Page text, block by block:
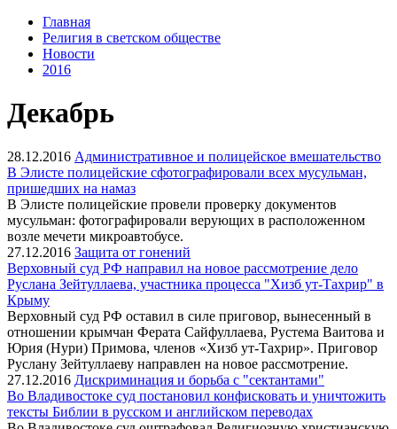
Главная
Религия в светском обществе
Новости
2016
Декабрь
28.12.2016 Административное и полицейское вмешательство
В Элисте полицейские сфотографировали всех мусульман,
пришедших на намаз
В Элисте полицейские провели проверку документов
мусульман: фотографировали верующих в расположенном
возле мечети микроавтобусе.
27.12.2016 Защита от гонений
Верховный суд РФ направил на новое рассмотрение дело
Руслана Зейтуллаева, участника процесса "Хизб ут-Тахрир" в
Крыму
Верховный суд РФ оставил в силе приговор, вынесенный в
отношении крымчан Ферата Сайфуллаева, Рустема Ваитова и
Юрия (Нури) Примова, членов «Хизб ут-Тахрир». Приговор
Руслану Зейтуллаеву направлен на новое рассмотрение.
27.12.2016 Дискриминация и борьба с "сектантами"
Во Владивостоке суд постановил конфисковать и уничтожить
тексты Библии в русском и английском переводах